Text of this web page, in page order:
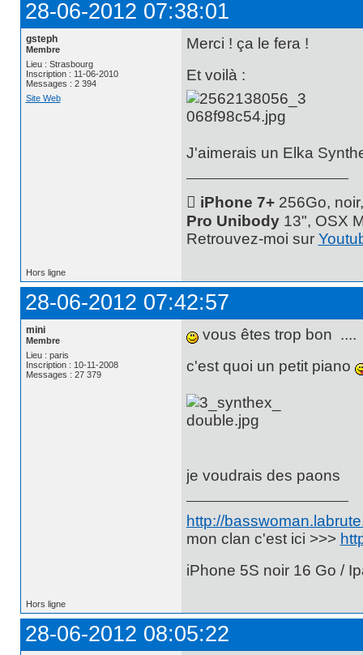
28-06-2012 07:38:01
gsteph
Membre
Lieu : Strasbourg
Inscription : 11-06-2010
Messages : 2 394
Site Web
Merci ! ça le fera !
Et voilà :
J'aimerais un Elka
 iPhone 7+256Go,
Pro Unibody13", OSX
Retrouvez-moi sur
Hors ligne
28-06-2012 07:42:57
mini
Membre
Lieu : paris
Inscription : 10-11-2008
Messages : 27 379
vous êtes trop bon ....
c'est quoi un petit piano
je voudrais des paons
http://
mon clan c'est ici >>>
iPhone 5S noir 16 Go /
Hors ligne
28-06-2012 08:05:22